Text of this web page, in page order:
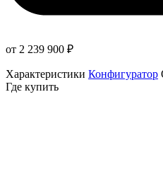
от 2 239 900 ₽
Характеристики Конфигуратор
Где купить